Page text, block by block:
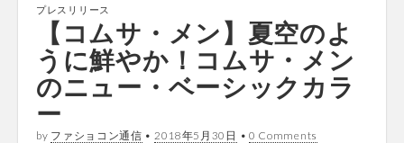
プレスリリース
【コムサ・メン】夏空のよ
うに鮮やか！コムサ・メン
のニュー・ベーシックカラ
ー
by ファショコン通信 • 2018年5月30日 • 0 Comments